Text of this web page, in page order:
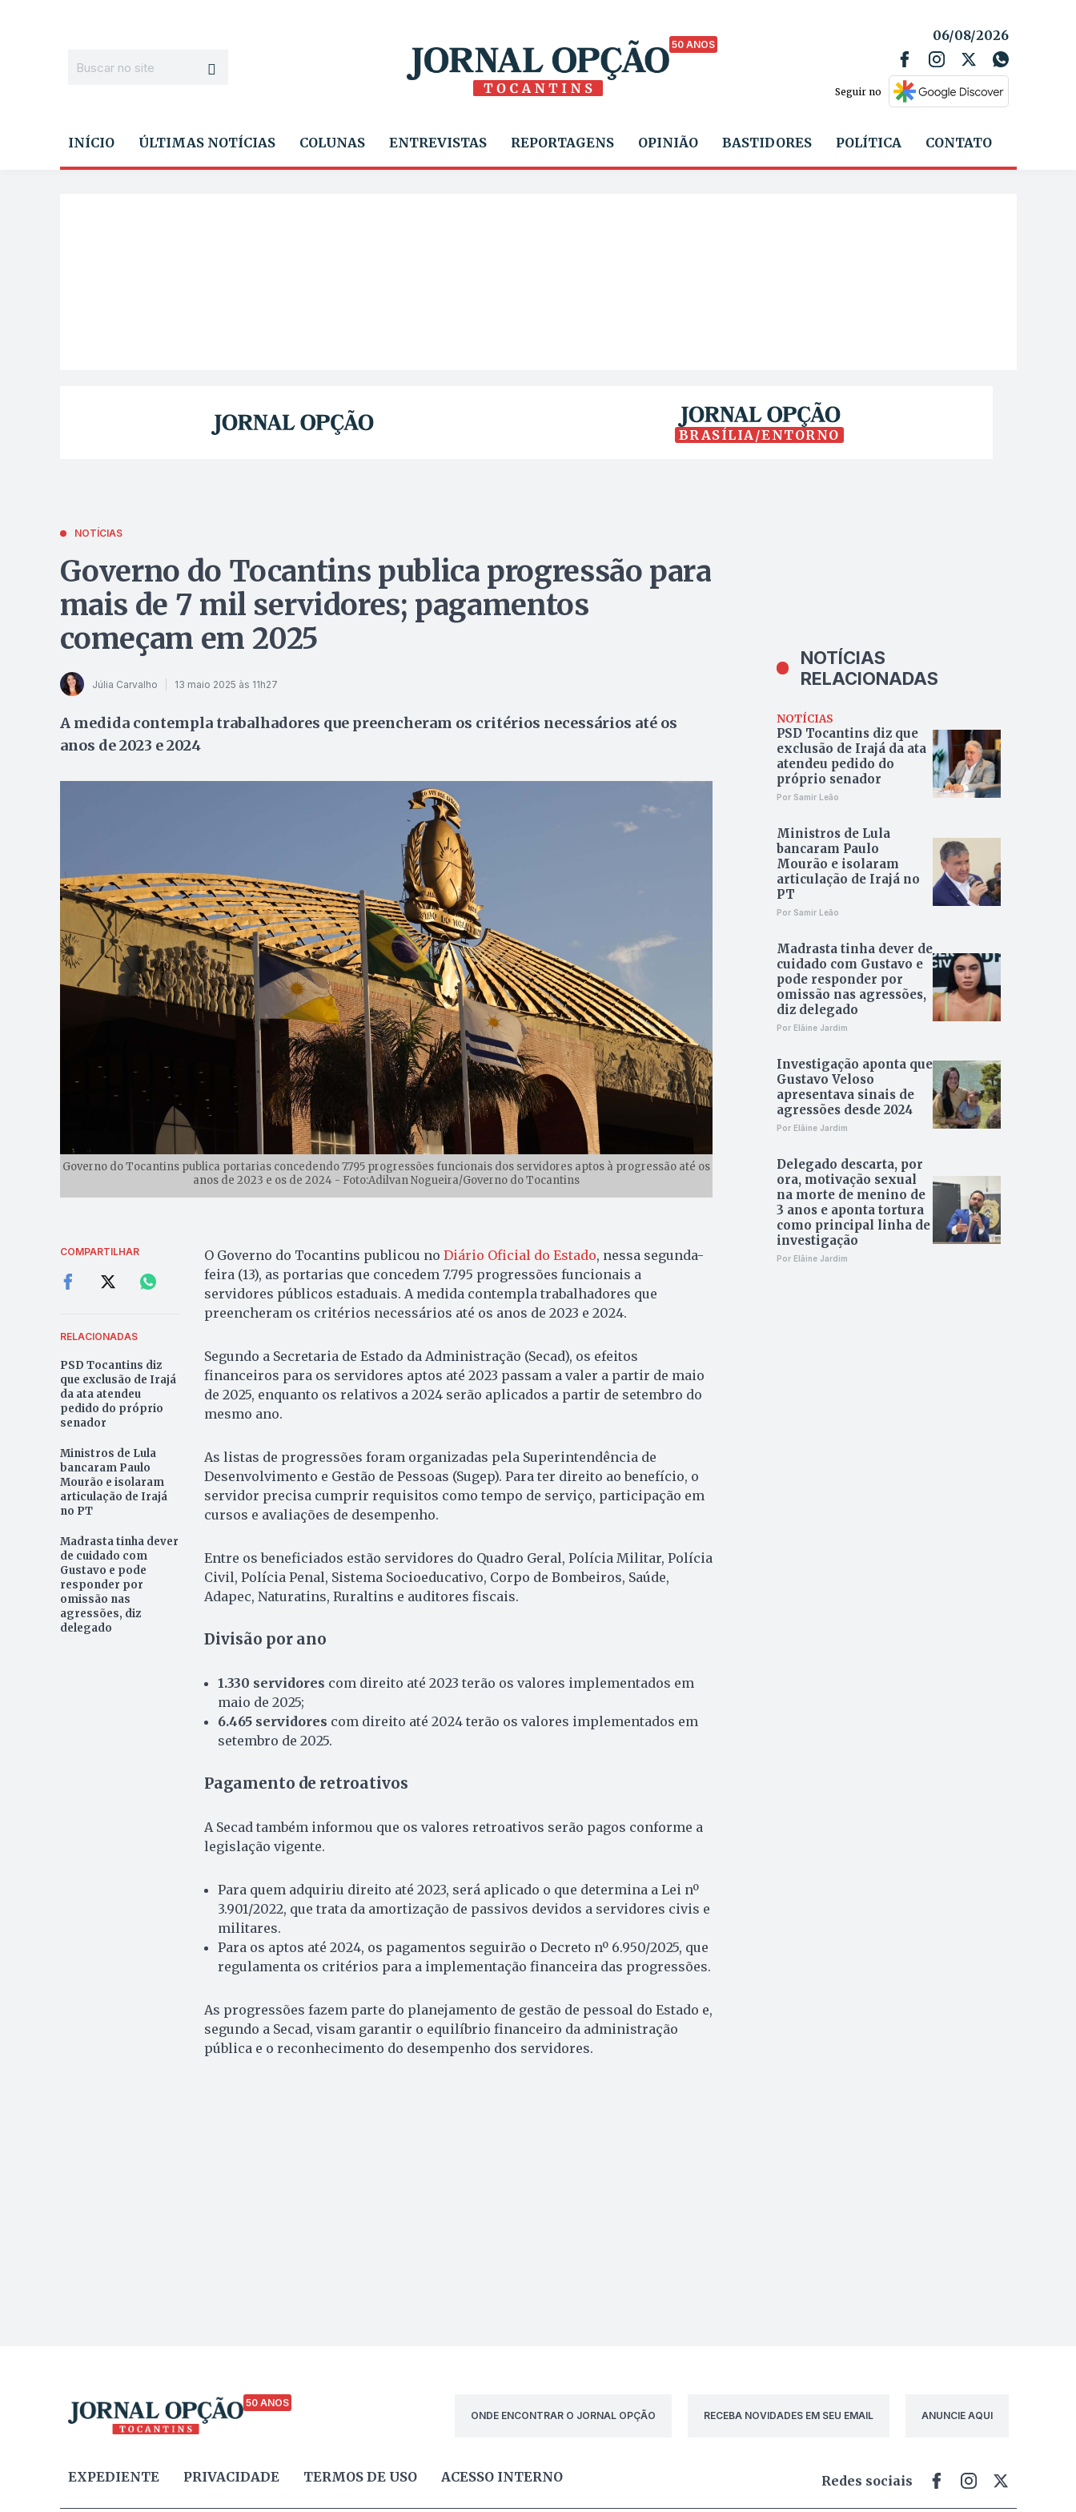
50 ANOS
06/08/2026
Seguir no
INÍCIO ÚLTIMAS NOTÍCIAS COLUNAS ENTREVISTAS REPORTAGENS OPINIÃO BASTIDORES POLÍTICA CONTATO
BRASÍLIA/ENTORNO
NOTÍCIAS
Governo do Tocantins publica progressão para
mais de 7 mil servidores; pagamentos
começam em 2025
Júlia Carvalho 13 maio 2025 às 11h27
A medida contempla trabalhadores que preencheram os critérios necessários até os
anos de 2023 e 2024
Governo do Tocantins publica portarias concedendo 7.795 progressões funcionais dos servidores aptos à progressão até os
anos de 2023 e os de 2024 - Foto:Adilvan Nogueira/Governo do Tocantins
COMPARTILHAR
RELACIONADAS
PSD Tocantins diz
que exclusão de Irajá
da ata atendeu
pedido do próprio
senador
Ministros de Lula
bancaram Paulo
Mourão e isolaram
articulação de Irajá
no PT
Madrasta tinha dever
de cuidado com
Gustavo e pode
responder por
omissão nas
agressões, diz
delegado
O Governo do Tocantins publicou no Diário Oficial do Estado, nessa segunda-
feira (13), as portarias que concedem 7.795 progressões funcionais a
servidores públicos estaduais. A medida contempla trabalhadores que
preencheram os critérios necessários até os anos de 2023 e 2024.
Segundo a Secretaria de Estado da Administração (Secad), os efeitos
financeiros para os servidores aptos até 2023 passam a valer a partir de maio
de 2025, enquanto os relativos a 2024 serão aplicados a partir de setembro do
mesmo ano.
As listas de progressões foram organizadas pela Superintendência de
Desenvolvimento e Gestão de Pessoas (Sugep). Para ter direito ao benefício, o
servidor precisa cumprir requisitos como tempo de serviço, participação em
cursos e avaliações de desempenho.
Entre os beneficiados estão servidores do Quadro Geral, Polícia Militar, Polícia
Civil, Polícia Penal, Sistema Socioeducativo, Corpo de Bombeiros, Saúde,
Adapec, Naturatins, Ruraltins e auditores fiscais.
Divisão por ano
1.330 servidores com direito até 2023 terão os valores implementados em
maio de 2025;
6.465 servidores com direito até 2024 terão os valores implementados em
setembro de 2025.
Pagamento de retroativos
A Secad também informou que os valores retroativos serão pagos conforme a
legislação vigente.
Para quem adquiriu direito até 2023, será aplicado o que determina a Lei nº
3.901/2022, que trata da amortização de passivos devidos a servidores civis e
militares.
Para os aptos até 2024, os pagamentos seguirão o Decreto nº 6.950/2025, que
regulamenta os critérios para a implementação financeira das progressões.
As progressões fazem parte do planejamento de gestão de pessoal do Estado e,
segundo a Secad, visam garantir o equilíbrio financeiro da administração
pública e o reconhecimento do desempenho dos servidores.
NOTÍCIAS
RELACIONADAS
NOTÍCIAS
PSD Tocantins diz que
exclusão de Irajá da ata
atendeu pedido do
próprio senador
Por Samir Leão
Ministros de Lula
bancaram Paulo
Mourão e isolaram
articulação de Irajá no
PT
Por Samir Leão
Madrasta tinha dever de
cuidado com Gustavo e
pode responder por
omissão nas agressões,
diz delegado
Por Elâine Jardim
Investigação aponta que
Gustavo Veloso
apresentava sinais de
agressões desde 2024
Por Elâine Jardim
Delegado descarta, por
ora, motivação sexual
na morte de menino de
3 anos e aponta tortura
como principal linha de
investigação
Por Elâine Jardim
50 ANOS
ONDE ENCONTRAR O JORNAL OPÇÃO
RECEBA NOVIDADES EM SEU EMAIL ANUNCIE AQUI
EXPEDIENTE PRIVACIDADE TERMOS DE USO ACESSO INTERNO Redes sociais